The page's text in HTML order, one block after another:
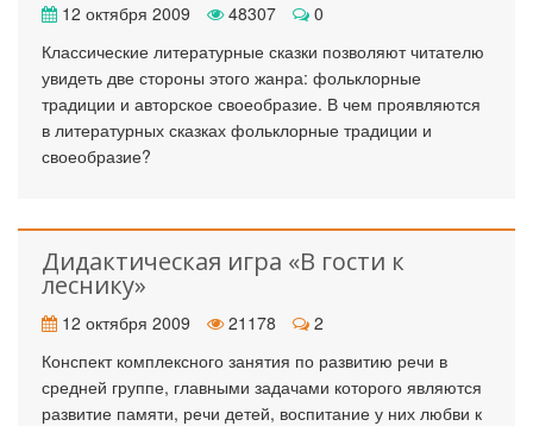
12 октября 2009 48307
0
Классические литературные сказки позволяют читателю
увидеть две стороны этого жанра: фольклорные
традиции и авторское своеобразие. В чем проявляются
в литературных сказках фольклорные традиции и
своеобразие?
Дидактическая игра «В гости к
леснику»
12 октября 2009 21178
2
Конспект комплексного занятия по развитию речи в
средней группе, главными задачами которого являются
развитие памяти, речи детей, воспитание у них любви к